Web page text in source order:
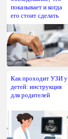
показывает и когда
его стоит сделать
Как проходит УЗИ у
детей: инструкция
для родителей